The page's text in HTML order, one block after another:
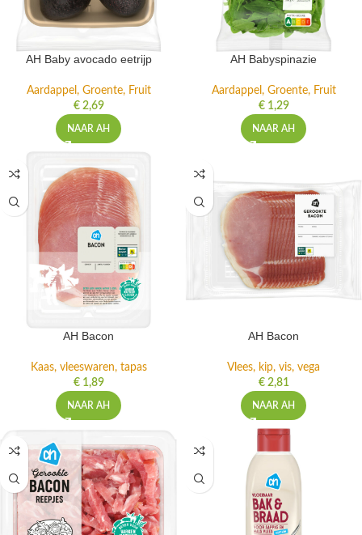
AH Baby avocado eetrijp
Aardappel, Groente, Fruit
€2,69
NAAR AH
AH Babyspinazie
Aardappel, Groente, Fruit
€1,29
NAAR AH
AH Bacon
Kaas, vleeswaren, tapas
€1,89
NAAR AH
AH Bacon
Vlees, kip, vis, vega
€2,81
NAAR AH